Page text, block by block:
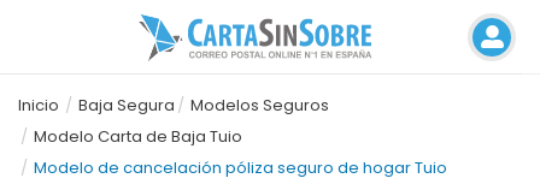
Inicio Baja Segura
Modelos Seguros
Modelo Carta de Baja Tuio
Modelo de cancelación póliza seguro de hogar Tuio